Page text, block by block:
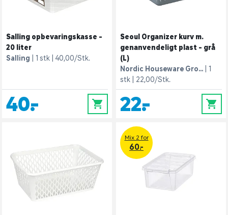
Salling opbevaringskasse -
20 liter
Salling
1 stk 40,00/Stk.
40,- 0
Seoul Organizer kurv m.
genanvendeligt plast - grå
(L)
Nordic Houseware Gro...
1
stk
22,00/Stk.
22,- 0
Mix 2 for
60.-